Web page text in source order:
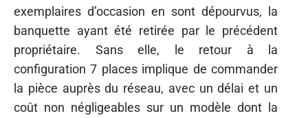
exemplaires d’occasion en sont dépourvus, la
banquette ayant été retirée par le précédent
propriétaire. Sans elle, le retour à la
configuration 7 places implique de commander
la pièce auprès du réseau, avec un délai et un
coût non négligeables sur un modèle dont la